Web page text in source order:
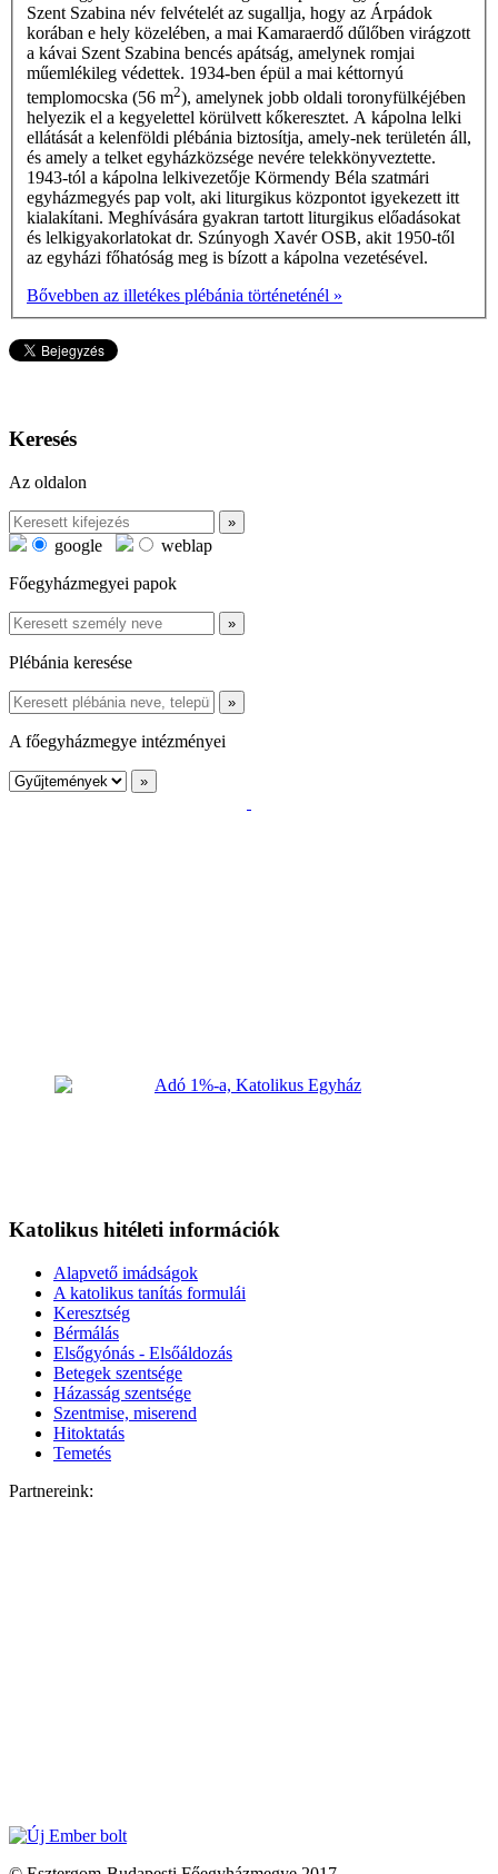
Szent Szabina név felvételét az sugallja, hogy az Árpádok
korában e hely közelében, a mai Kamaraerdő dűlőben virágzott
a kávai Szent Szabina bencés apátság, amelynek romjai
műemlékileg védettek. 1934-ben épül a mai kéttornyú
templomocska (56 m2), amelynek jobb oldali toronyfülkéjében
helyezik el a kegyelettel körülvett kőkeresztet. A kápolna lelki
ellátását a kelenföldi plébánia biztosítja, amely-nek területén áll,
és amely a telket egyházközsége nevére telekkönyveztette.
1943-tól a kápolna lelkivezetője Körmendy Béla szatmári
egyházmegyés pap volt, aki liturgikus központot igyekezett itt
kialakítani. Meghívására gyakran tartott liturgikus előadásokat
és lelkigyakorlatokat dr. Szúnyogh Xavér OSB, akit 1950-től
az egyházi főhatóság meg is bízott a kápolna vezetésével.
Bővebben az illetékes plébánia történeténél »
Keresés
Az oldalon
google
weblap
Főegyházmegyei papok
Plébánia keresése
A főegyházmegye intézményei
Katolikus hitéleti információk
Alapvető imádságok
A katolikus tanítás formulái
Keresztség
Bérmálás
Elsőgyónás - Elsőáldozás
Betegek szentsége
Házasság szentsége
Szentmise, miserend
Hitoktatás
Temetés
Partnereink: